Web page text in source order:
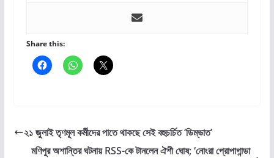
Share this:
২১ জুলাই তৃণমূল কর্মীদের পাতে থাকছে সেই বহুচর্চিত ‘ডিম্ভাত’
মণিপুর অশান্তির ঘটনায় RSS-কে টানলেন ঐশী ঘোষ; ‘নোংরা প্রোপাগান্ডা